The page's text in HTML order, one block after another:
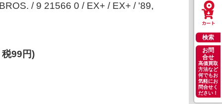
検索
お問
合せ
高価買取
方法など
何でもお
気軽にお
問合せく
ださい！
/ 9 21566 0 / EX+ / EX+ / '89,
99円)